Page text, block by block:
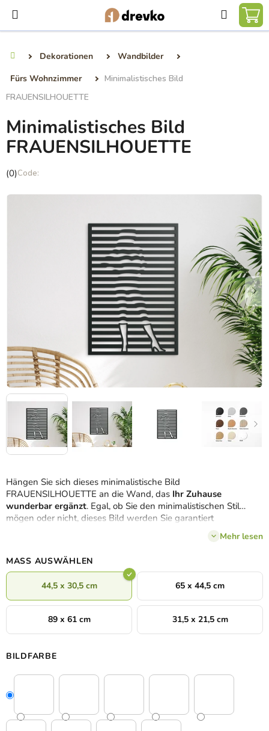
Inhalt
springen
Suchen
Dekorationen
Wandbilder
Fürs Wohnzimmer
Minimalistisches Bild
FRAUENSILHOUETTE
Hängen Sie sich dieses minimalistische Bild
FRAUENSILHOUETTE an die Wand, das Ihr Zuhause
wunderbar ergänzt. Egal, ob Sie den minimalistischen Stil
mögen oder nicht, dieses Bild werden Sie garantiert
Mehr lesen
MASS AUSWÄHLEN
44,5 x 30,5 cm 65 x 44,5 cm
89 x 61 cm 31,5 x 21,5 cm
BILDFARBE
Minimalistisches Bild
FRAUENSILHOUETTE
Die
Produktbewertung
(0)